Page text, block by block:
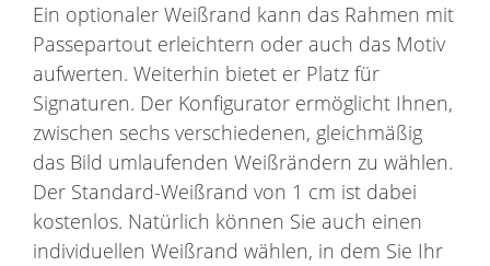
Ein optionaler Weißrand kann das Rahmen mit
Passepartout erleichtern oder auch das Motiv
aufwerten. Weiterhin bietet er Platz für
Signaturen. Der Konfigurator ermöglicht Ihnen,
zwischen sechs verschiedenen, gleichmäßig
das Bild umlaufenden Weißrändern zu wählen.
Der Standard-Weißrand von 1 cm ist dabei
kostenlos. Natürlich können Sie auch einen
individuellen Weißrand wählen, in dem Sie Ihr